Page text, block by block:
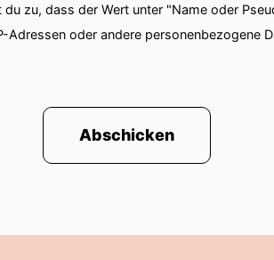
zu, dass der Wert unter "Name oder
oder andere personenbezogene
Abschicken